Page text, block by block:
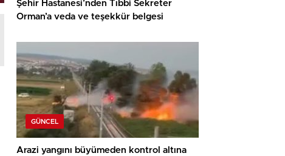
Şehir Hastanesi’nden Tıbbi Sekreter
Orman’a veda ve teşekkür belgesi
GÜNCEL
Arazi yangını büyümeden kontrol altına